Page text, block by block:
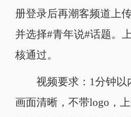
册登录后再潮客频道上
并选择#青年说#话题。
核通过。
视频要求：1分钟以
画面清晰，不带logo，